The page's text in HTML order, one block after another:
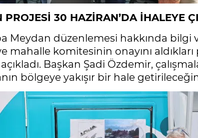
PROJESİ 30 HAZİRAN’DA İHALEYE
Meydan düzenlemesi hakkında bilgi
mahalle komitesinin onayını
Başkan Şadi Özdemir,
bölgeye yakışır bir hale